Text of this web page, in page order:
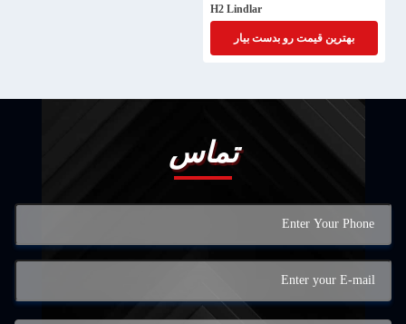
H2 Lindlar
بهترین قیمت رو بدست بیار
تماس